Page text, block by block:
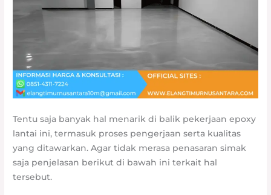
Tentu saja banyak hal menarik di balik pekerjaan epoxy
lantai ini, termasuk proses pengerjaan serta kualitas
yang ditawarkan. Agar tidak merasa penasaran simak
saja penjelasan berikut di bawah ini terkait hal
tersebut.